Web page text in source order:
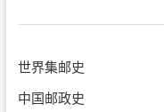
世界集邮史
中国邮政史